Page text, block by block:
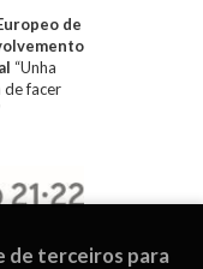
de
“Unha
de facer
de terceiros para